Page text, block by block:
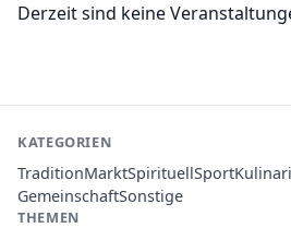
Derzeit sind keine
KATEGORIEN
TraditionMarktSpirituellSport
GemeinschaftSonstige
THEMEN